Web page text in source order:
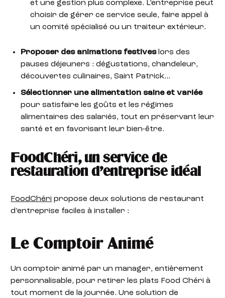
et une gestion plus complexe. L’entreprise peut
choisir de gérer ce service seule, faire appel à
un comité spécialisé ou un traiteur extérieur.
Proposer des animations festiveslors des
pauses déjeuners : dégustations, chandeleur,
découvertes culinaires, Saint Patrick…
Sélectionner une alimentation saine et variée
pour satisfaire les goûts et les régimes
alimentaires des salariés, tout en préservant leur
santé et en favorisant leur bien-être.
FoodChéri, un service de
restauration d’entreprise idéal
FoodChéri propose deux solutions de restaurant
d’entreprise faciles à installer :
Le Comptoir Animé
Un comptoir animé par un manager, entièrement
personnalisable, pour retirer les plats Food Chéri à
tout moment de la journée. Une solution de